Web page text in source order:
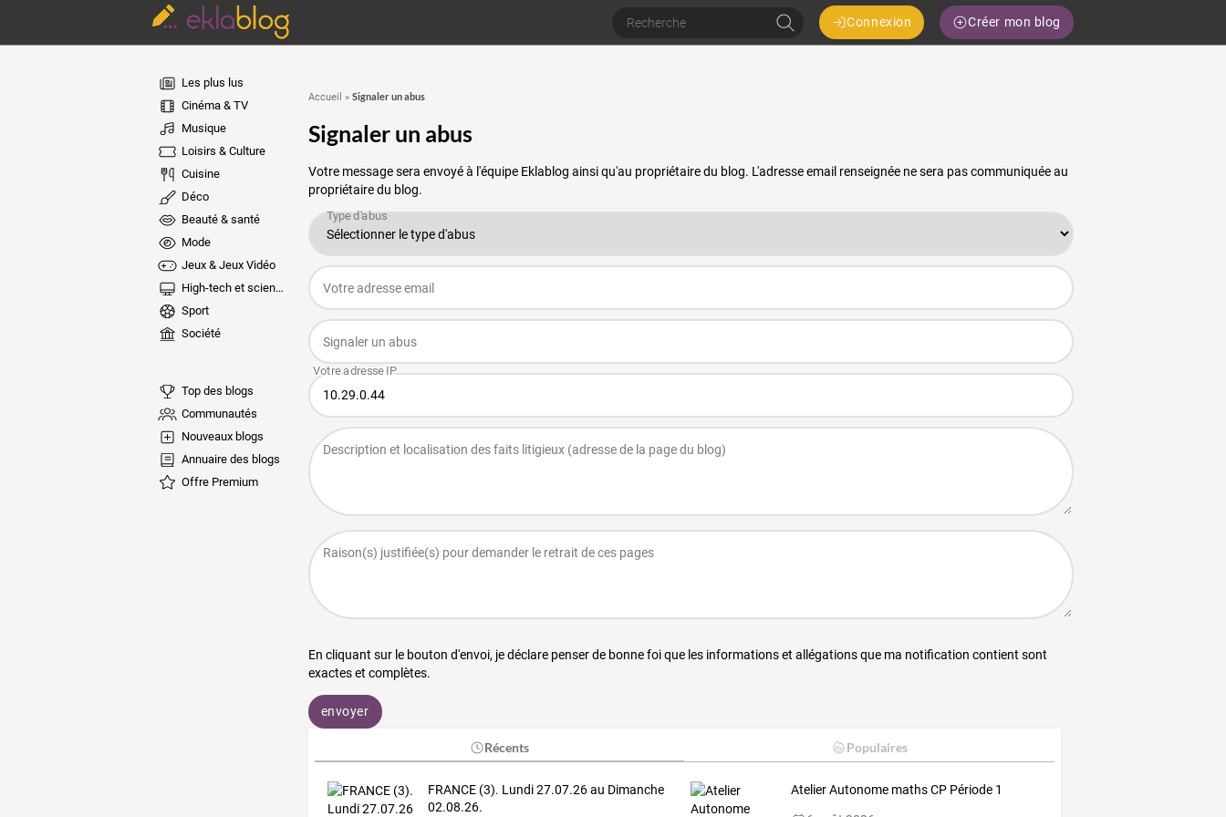
Connexion Créer mon blog
Les plus lus
Cinéma & TV
Musique
Loisirs & Culture
Cuisine
Déco
Beauté & santé
Mode
Jeux & Jeux Vidéo
High-tech et sciences
Sport
Société
Top des blogs
Communautés
Nouveaux blogs
Annuaire des blogs
Offre Premium
Accueil » Signaler un abus
Signaler un abus
Votre message sera envoyé à l'équipe Eklablog ainsi qu'au propriétaire du blog. L'adresse email renseignée ne sera pas communiquée au
propriétaire du blog.
En cliquant sur le bouton d'envoi, je déclare penser de bonne foi que les informations et allégations que ma notification contient sont
exactes et complètes.
envoyer
Récents Populaires
FRANCE (3). Lundi 27.07.26 au Dimanche
02.08.26.
Atelier Autonome maths CP Période 1